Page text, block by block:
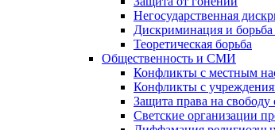
Негосударственная
Дискриминация и борьба
Теоретическая борьба
Общественность и СМИ
Конфликты с местным
Конфликты с
Защита права на свободу
Светские организации